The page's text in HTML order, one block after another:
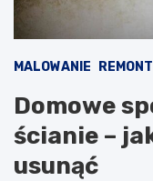
MALOWANIE REMONT
Domowe
ścianie –
usunąć